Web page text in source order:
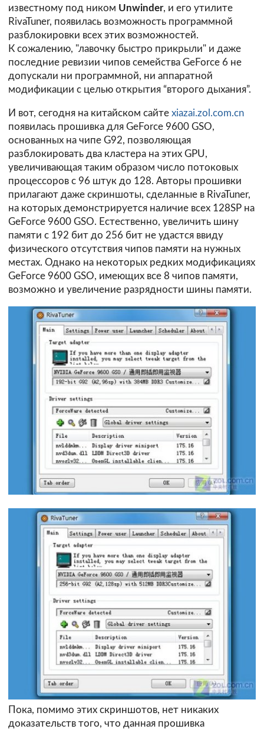
известному под ником Unwinder, и его утилите
RivaTuner, появилась возможность программной
разблокировки всех этих возможностей.
К сожалению, "лавочку быстро прикрыли" и даже
последние ревизии чипов семейства GeForce 6 не
допускали ни программной, ни аппаратной
модификации с целью открытия “второго дыхания”.
И вот, сегодня на китайском сайте xiazai.zol.com.cn
появилась прошивка для GeForce 9600 GSO,
основанных на чипе G92, позволяющая
разблокировать два кластера на этих GPU,
увеличивающая таким образом число потоковых
процессоров с 96 штук до 128. Авторы прошивки
прилагают даже скриншоты, сделанные в RivaTuner,
на которых демонстрируется наличие всех 128SP на
GeForce 9600 GSO. Естественно, увеличить шину
памяти с 192 бит до 256 бит не удастся ввиду
физического отсутствия чипов памяти на нужных
местах. Однако на некоторых редких модификациях
GeForce 9600 GSO, имеющих все 8 чипов памяти,
возможно и увеличение разрядности шины памяти.
Пока, помимо этих скриншотов, нет никаких
доказательств того, что данная прошивка